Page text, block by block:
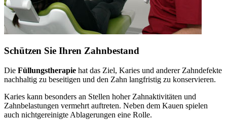
Schützen Sie Ihren Zahnbestand
Die Füllungstherapie hat das Ziel, Karies und anderer Zahndefekte
nachhaltig zu beseitigen und den Zahn langfristig zu konservieren.
Karies kann besonders an Stellen hoher Zahnaktivitäten und
Zahnbelastungen vermehrt auftreten. Neben dem Kauen spielen
auch nichtgereinigte Ablagerungen eine Rolle.